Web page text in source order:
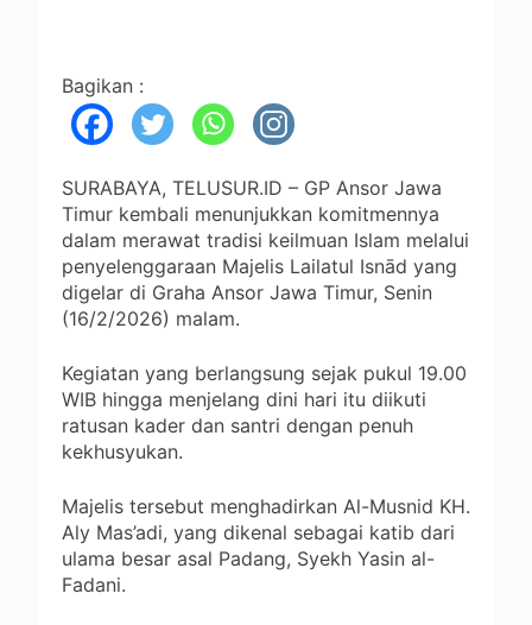
Bagikan :
SURABAYA, TELUSUR.ID – GP Ansor Jawa
Timur kembali menunjukkan komitmennya
dalam merawat tradisi keilmuan Islam melalui
penyelenggaraan Majelis Lailatul Isnād yang
digelar di Graha Ansor Jawa Timur, Senin
(16/2/2026) malam.
Kegiatan yang berlangsung sejak pukul 19.00
WIB hingga menjelang dini hari itu diikuti
ratusan kader dan santri dengan penuh
kekhusyukan.
Majelis tersebut menghadirkan Al-Musnid KH.
Aly Mas’adi, yang dikenal sebagai katib dari
ulama besar asal Padang, Syekh Yasin al-
Fadani.